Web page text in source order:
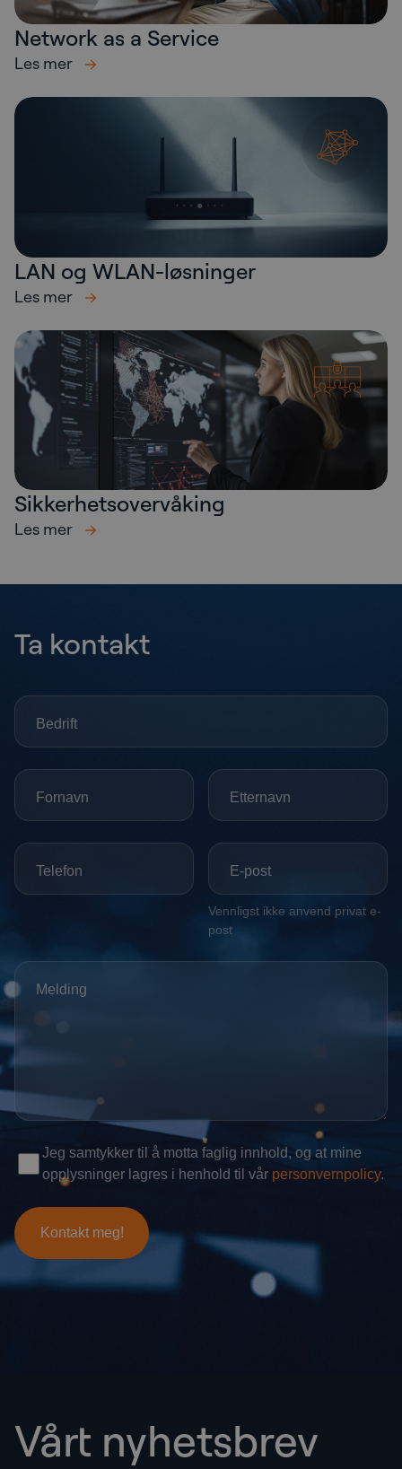
Network as a Service
Les mer
LAN og WLAN-løsninger
Les mer
Sikkerhetsovervåking
Les mer
Ta kontakt
Vårt nyhetsbrev